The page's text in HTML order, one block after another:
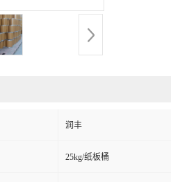
润丰
25kg/纸板桶